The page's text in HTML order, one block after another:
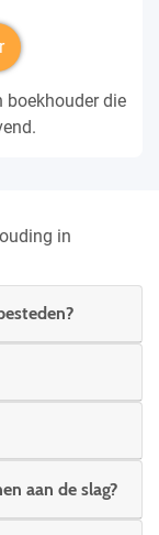
boekhouder die
in
aan de slag?